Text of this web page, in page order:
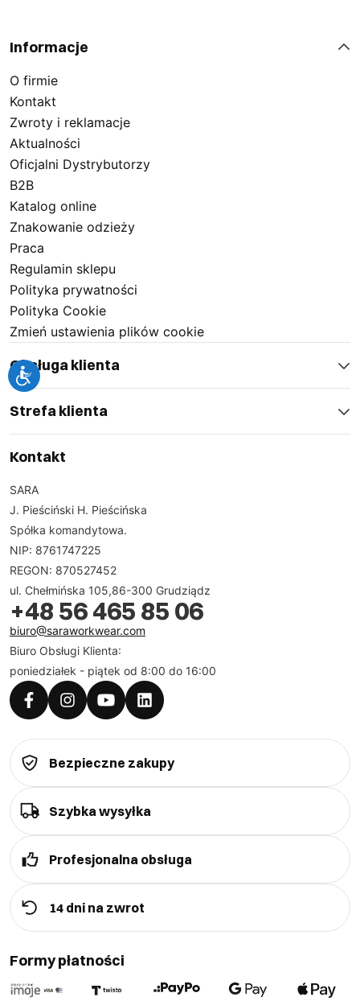
Informacje
O firmie
Kontakt
Zwroty i reklamacje
Aktualności
Oficjalni Dystrybutorzy
B2B
Katalog online
Znakowanie odzieży
Praca
Regulamin sklepu
Polityka prywatności
Polityka Cookie
Zmień ustawienia plików cookie
Obsługa klienta
Strefa klienta
Kontakt
SARA
J. Pieściński H. Pieścińska
Spółka komandytowa.
NIP: 8761747225
REGON: 870527452
ul. Chełmińska 105,86-300 Grudziądz
+48 56 465 85 06
biuro@saraworkwear.com
Biuro Obsługi Klienta:
poniedziałek - piątek od 8:00 do 16:00
Bezpieczne zakupy
Szybka wysyłka
Profesjonalna obsługa
14 dni na zwrot
Formy płatności